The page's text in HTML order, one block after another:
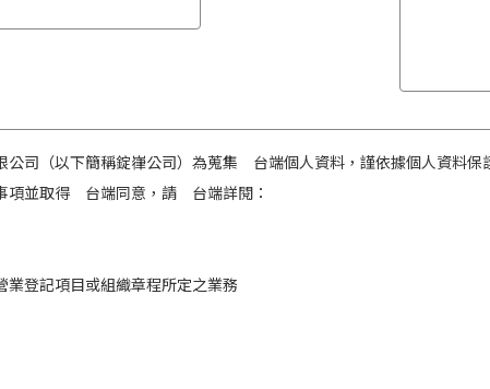
公司（以下簡稱錠嵂公司）為蒐集 台端個人資料，謹依據個人資料保
項並取得 台端同意，請 台端詳閱：
業登記項目或組織章程所定之業務